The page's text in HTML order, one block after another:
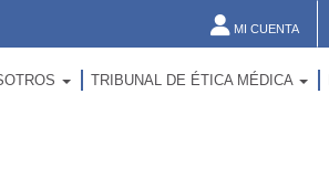
MI CUENTA
TRIBUNAL DE ÉTICA MÉDICA